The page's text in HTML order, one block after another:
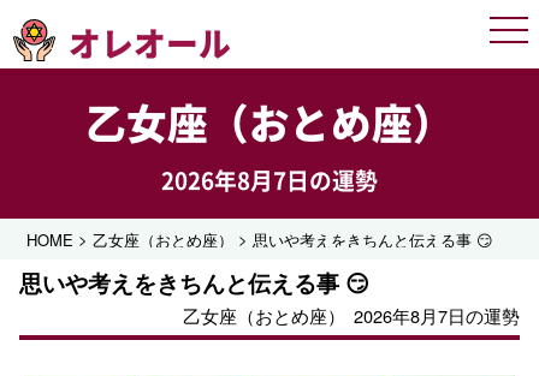
オレオール
乙女座（おとめ座）
2026年8月7日の運勢
HOME >乙女座（おとめ座） > 思いや考えをきちんと伝える事 😏
思いや考えをきちんと伝える事 😏
乙女座（おとめ座） 2026年8月7日の運勢